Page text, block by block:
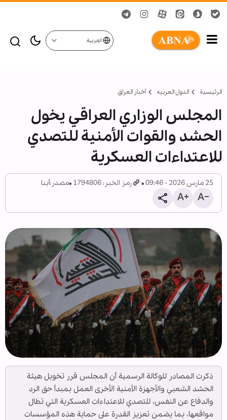
العربية
الرئيسية الدول العربیه أخبار العراق
المجلس الوزاري العراقي يخول
الحشد والقوات الأمنية للتصدي
للاعتداءات العسكرية
25 مارس 2026 - 09:46 رمز الخبر: 1794806 مصدر:أبنا
ذكرت المصادر للوكالة الرسمية أن المجلس قرر تخويل هيئة
الحشد الشعبي والأجهزة الأمنية الأخرى العمل بمبدأ حق الرد
والدفاع عن النفس، للتصدي للاعتداءات العسكرية التي تطال
مواقعها، بما يضمن تعزيز القدرة على حماية هذه المؤسسات